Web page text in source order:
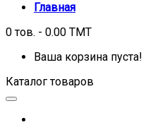
Главная
0 тов. - 0.00 TMT
Ваша корзина пуста!
Каталог товаров